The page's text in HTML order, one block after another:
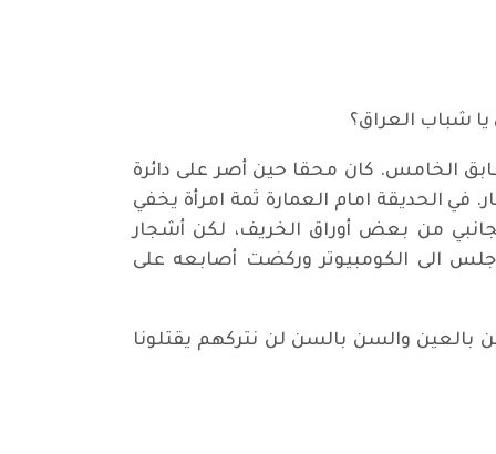
يا شباب العراق؟
الخامس. كان محقا حين أصر على دائرة
الحديقة امام العمارة ثمة امرأة يخفي
من بعض أوراق الخريف، لكن أشجار
جلس الى الكومبيوتر وركضت أصابعه على
بالعين والسن بالسن لن نتركهم يقتلونا